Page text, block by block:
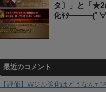
タ〕」と「
化ｷﾀ━━━(ﾟ
最近のコメント
【評価】Wジル強化はどうなんだ